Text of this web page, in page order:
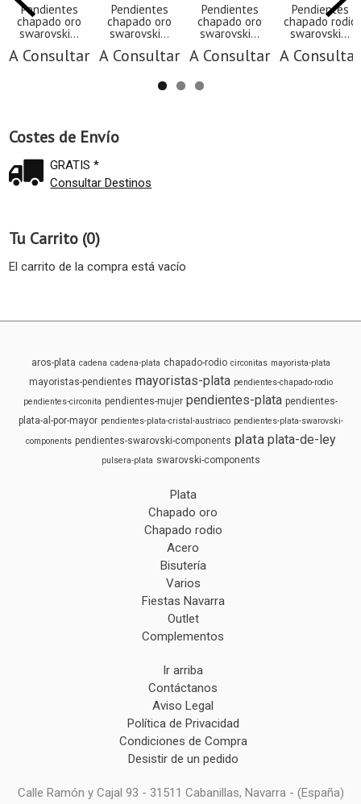
Costes de Envío
GRATIS *
Consultar Destinos
Tu Carrito (0)
El carrito de la compra está vacío
Pendientes
chapado oro
swarovski...
A Consultar
Pendientes
chapado oro
swarovski...
A Consultar
Pendientes
chapado oro
swarovski...
A Consultar
Pendientes
chapado rodio
swarovski...
A Consultar
aros-plata cadena cadena-plata chapado-rodio circonitas mayorista-plata
mayoristas-pendientes mayoristas-plata pendientes-chapado-rodio
pendientes-circonita pendientes-mujer pendientes-plata pendientes-
plata-al-por-mayor pendientes-plata-cristal-austriaco pendientes-plata-swarovski-
components pendientes-swarovski-components plata plata-de-ley
pulsera-plata swarovski-components
Plata
Chapado oro
Chapado rodio
Acero
Bisutería
Varios
Fiestas Navarra
Outlet
Complementos
Ir arriba
Contáctanos
Aviso Legal
Política de Privacidad
Condiciones de Compra
Desistir de un pedido
Calle Ramón y Cajal 93 - 31511 Cabanillas, Navarra - (España)